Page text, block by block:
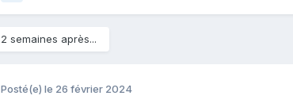
2 semaines après...
Posté(e) le 26 février 2024